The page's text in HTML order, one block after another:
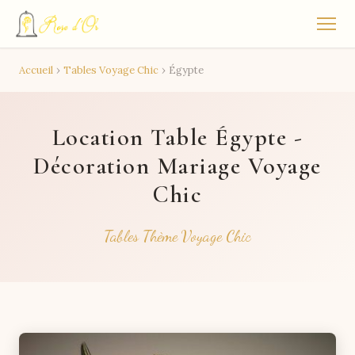
Accueil › Tables Voyage Chic › Égypte
Location Table Égypte -
Décoration Mariage Voyage
Chic
Tables Thème Voyage Chic